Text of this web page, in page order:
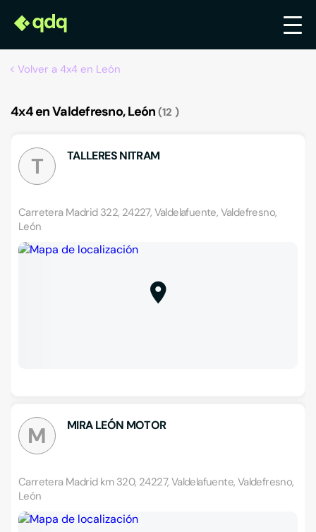
Volver a 4x4 en León
4x4 en Valdefresno, León 12
T TALLERES NITRAM
Carretera Madrid 322, 24227, Valdelafuente, Valdefresno,
León
M MIRA LEÓN MOTOR
Carretera Madrid km 320, 24227, Valdelafuente, Valdefresno,
León